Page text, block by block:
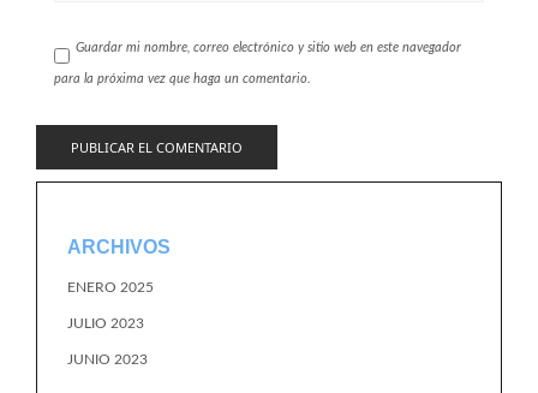
Guardar mi nombre, correo electrónico y sitio web en este navegador
para la próxima vez que haga un comentario.
ARCHIVOS
ENERO 2025
JULIO 2023
JUNIO 2023